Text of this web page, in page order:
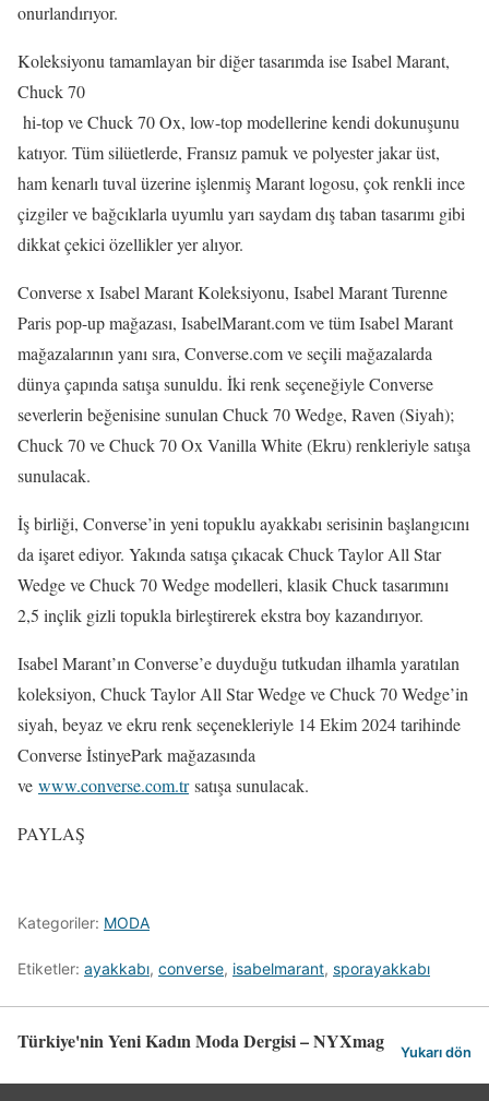
onurlandırıyor.
Koleksiyonu tamamlayan bir diğer tasarımda ise Isabel Marant,
Chuck 70
hi-top ve Chuck 70 Ox, low-top modellerine kendi dokunuşunu
katıyor. Tüm silüetlerde, Fransız pamuk ve polyester jakar üst,
ham kenarlı tuval üzerine işlenmiş Marant logosu, çok renkli ince
çizgiler ve bağcıklarla uyumlu yarı saydam dış taban tasarımı gibi
dikkat çekici özellikler yer alıyor.
Converse x Isabel Marant Koleksiyonu, Isabel Marant Turenne
Paris pop-up mağazası, IsabelMarant.com ve tüm Isabel Marant
mağazalarının yanı sıra, Converse.com ve seçili mağazalarda
dünya çapında satışa sunuldu. İki renk seçeneğiyle Converse
severlerin beğenisine sunulan Chuck 70 Wedge, Raven (Siyah);
Chuck 70 ve Chuck 70 Ox Vanilla White (Ekru) renkleriyle satışa
sunulacak.
İş birliği, Converse’in yeni topuklu ayakkabı serisinin başlangıcını
da işaret ediyor. Yakında satışa çıkacak Chuck Taylor All Star
Wedge ve Chuck 70 Wedge modelleri, klasik Chuck tasarımını
2,5 inçlik gizli topukla birleştirerek ekstra boy kazandırıyor.
Isabel Marant’ın Converse’e duyduğu tutkudan ilhamla yaratılan
koleksiyon, Chuck Taylor All Star Wedge ve Chuck 70 Wedge’in
siyah, beyaz ve ekru renk seçenekleriyle 14 Ekim 2024 tarihinde
Converse İstinyePark mağazasında
ve www.converse.com.trsatışa sunulacak.
PAYLAŞ
Kategoriler: MODA
Etiketler: ayakkabı, converse, isabelmarant, sporayakkabı
Türkiye'nin Yeni Kadın Moda Dergisi – NYXmag Yukarı dön